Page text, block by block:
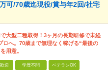
可/70歳迄現役/賞与年2回/社宅
大型二種取得！3ヶ月の長期研修で未経
ロへ。70歳まで無理なく稼げる“最後の
用意。
迎 学歴不問 ベテランOK